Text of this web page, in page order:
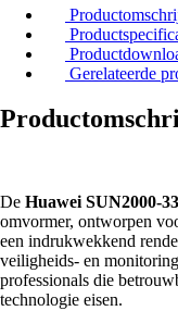
Gerelateerde
De Huawei SUN2000-
omvormer, ontworpen
een indrukwekkend
veiligheids- en
professionals die
technologie eisen.